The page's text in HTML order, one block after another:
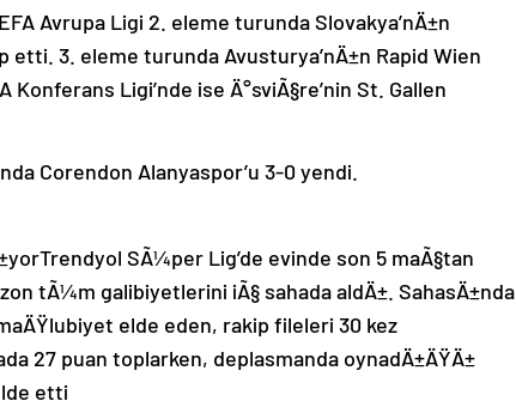
Avrupa Ligi 2. eleme turunda Slovakya’nÄ±n
etti. 3. eleme turunda Avusturya’nÄ±n Rapid Wien
Ligi’nde ise Ä°sviÃ§re’nin St. Gallen
Corendon Alanyaspor’u 3-0 yendi.
SÃ¼per Lig’de evinde son 5 maÃ§tan
tÃ¼m galibiyetlerini iÃ§ sahada aldÄ±. SahasÄ±nda
elde eden, rakip fileleri 30 kez
27 puan toplarken, deplasmanda oynadÄ±ÄŸÄ±
etti